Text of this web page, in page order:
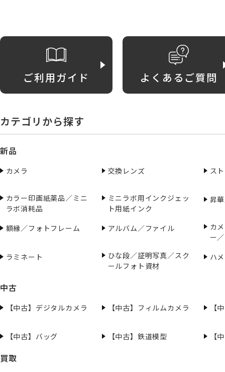
ご利用ガイド よくあるご質問
カテゴリから探す
新品
カメラ 交換レンズ ス
カラー印画紙薬品／ミニ
ラボ消耗品
ミニラボ用インクジェッ
ト用紙インク
昇
額縁／フォトフレーム アルバム／ファイル
カ
ー
ラミネート
ひな段／証明写真／スク
ールフォト資材
ハ
中古
【中古】デジタルカメラ 【中古】フィルムカメラ 【
【中古】バッグ 【中古】鉄道模型 【
買取